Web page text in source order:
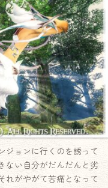
ジョンに行くのを誘って
ない自分がだんだんと劣
れがやがて苦痛となって